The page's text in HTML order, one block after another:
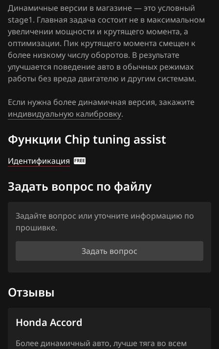
FAW
Fiat
Ford
Forthing
GAC
Genesis
GMC
Great Wall
Haima
Haval
Howo
Hummer
Динамичные версии в магазине — это условный
stage1. Главная задача состоит не в максимальном
увеличении мощности и крутящего момента, а
оптимизации. Пик крутящего момента смещен к
более низкому числу оборотов. В результате
улучшается поведение авто в обычных режимах
работы без вреда двигателю и другим системам.
Если нужна более динамичная версия, закажите
индивидуальную калибровку.
Функции Chip tuning assist
Идентификация
Задать вопрос по файлу
Задайте вопрос или уточните информацию по
прошивке.
Задать вопрос
Отзывы
Honda Accord
Более динамичный авто, лучше тяга во всем